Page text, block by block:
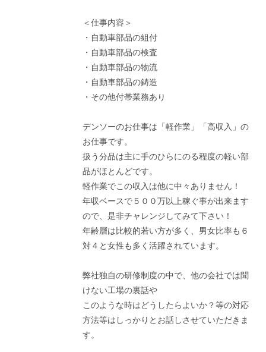
＜仕事内容＞
・自動車部品の組付
・自動車部品の検査
・自動車部品の物流
・自動車部品の鋳造
・その他付帯業務あり
デンソーのお仕事は「軽作業」「高収入」の
お仕事です。
扱う分品は主に手のひらにのる程度の軽い部
品がほとんどです。
軽作業でこの収入は他に中々ありません！
年収ベースで５００万以上稼ぐ事が出来ます
ので、是非チャレンジしてみて下さい！
年齢層は比較的若い方が多く、男女比率も６
対４と女性も多く活躍されています。
弊社独自の研修制度の中で、他の会社では聞
けない工場の裏話や
このような時はどうしたらよいか？等の対応
方法等はしっかりとお話しさせていただきま
す。